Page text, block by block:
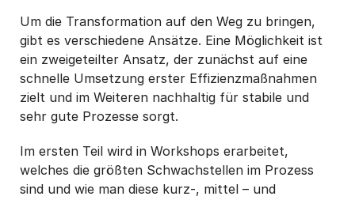
Um die Transformation auf den Weg zu bringen,
gibt es verschiedene Ansätze. Eine Möglichkeit ist
ein zweigeteilter Ansatz, der zunächst auf eine
schnelle Umsetzung erster Effizienzmaßnahmen
zielt und im Weiteren nachhaltig für stabile und
sehr gute Prozesse sorgt.
Im ersten Teil wird in Workshops erarbeitet,
welches die größten Schwachstellen im Prozess
sind und wie man diese kurz-, mittel – und